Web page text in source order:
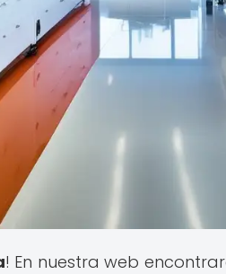
! En nuestra web